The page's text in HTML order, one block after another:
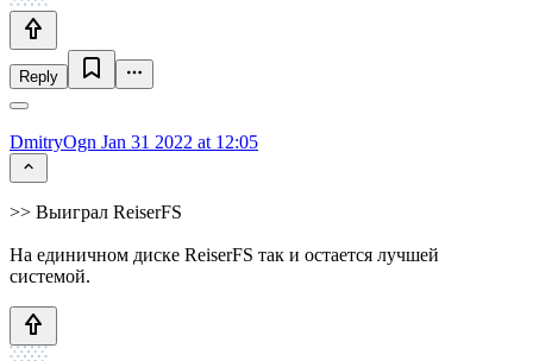
Reply
DmitryOgn Jan 31 2022 at 12:05
>> Выиграл ReiserFS
На единичном диске ReiserFS так и остается лучшей
системой.